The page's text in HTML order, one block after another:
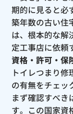
期的に見ると必
築年数の古い住
は、根本的な解
定工事店に依頼
資格・許可・保
トイレつまり
の有無をチェッ
まず確認すべき
す。この国家資